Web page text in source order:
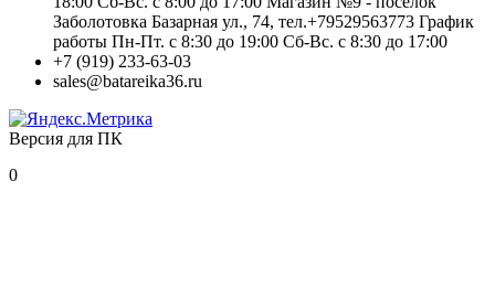
Заболотовка Базарная ул., 74, тел.+79529563773 График
работы Пн-Пт. с 8:30 до 19:00 Сб-Вс. с 8:30 до 17:00
+7 (919) 233-63-03
sales@batareika36.ru
Версия для ПК
0